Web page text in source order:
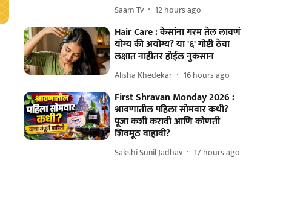
Saam Tv 12 hours ago
Hair Care : केसांना गरम तेल लावणं
योग्य की अयोग्य? या '६' गोष्टी ठेवा
लक्षात नाहीतर होईल नुकसान
Alisha Khedekar 16 hours ago
First Shravan Monday 2026 :
श्रावणातील पहिला सोमवार कधी?
पूजा कशी करावी आणि कोणती
शिवमूठ वाहावी?
Sakshi Sunil Jadhav 17 hours ago